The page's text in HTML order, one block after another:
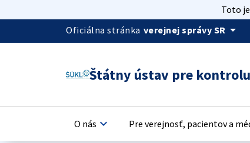
Toto
Oficiálna stránka verejnej správy SR arrow_drop_down
Štátny ústav pre
O nás keyboard_arrow_down Pre verejnosť, pacientov a